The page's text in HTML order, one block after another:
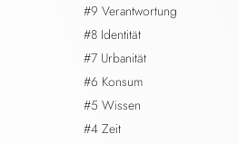
#9 Verantwortung
#8 Identität
#7 Urbanität
#6 Konsum
#5 Wissen
#4 Zeit